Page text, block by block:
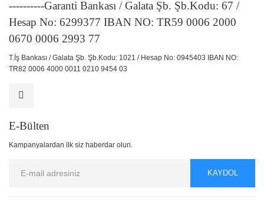
----------Garanti Bankası / Galata Şb. Şb.Kodu: 67 /
Hesap No: 6299377 IBAN NO: TR59 0006 2000
0670 0006 2993 77
T.İş Bankası / Galata Şb. Şb.Kodu: 1021 / Hesap No: 0945403 IBAN NO:
TR82 0006 4000 0011 0210 9454 03
E-Bülten
Kampanyalardan ilk siz haberdar olun.
KAYDOL